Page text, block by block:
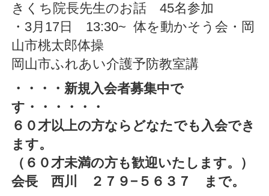
きくち院長先生のお話 45名参加
・3月17日 13:30~ 体を動かそう会・岡
山市桃太郎体操
岡山市ふれあい介護予防教室講
・・・・新規入会者募集中で
す・・・・・・
６０才以上の方ならどなたでも入会でき
ます。
（６０才未満の方も歓迎いたします。）
会長 西川 ２７９−５６３７ まで。